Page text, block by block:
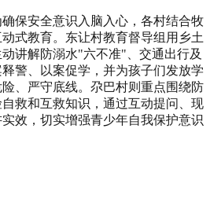
确保安全意识入脑入心，各村结合牧
式教育。东让村教育督导组用乡土
讲解防溺水"六不准"、交通出行及
警、以案促学，并为孩子们发放学
、严守底线。尕巴村则重点围绕防
救和互救知识，通过互动提问、现
效，切实增强青少年自我保护意识